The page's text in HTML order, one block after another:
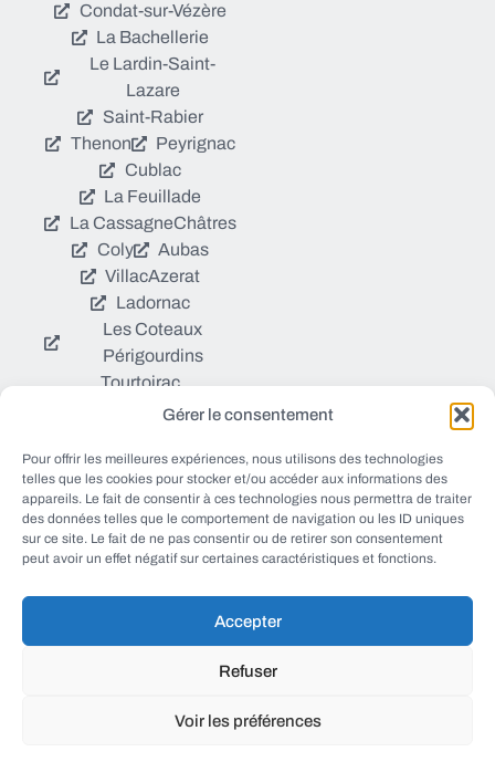
Gérer le consentement
Pour offrir les meilleures expériences, nous utilisons des technologies
telles que les cookies pour stocker et/ou accéder aux informations des
appareils. Le fait de consentir à ces technologies nous permettra de traiter
des données telles que le comportement de navigation ou les ID uniques
sur ce site. Le fait de ne pas consentir ou de retirer son consentement
peut avoir un effet négatif sur certaines caractéristiques et fonctions.
Accepter
Refuser
Voir les préférences
Condat-sur-Vézère
La Bachellerie
Le Lardin-Saint-
Lazare
Saint-Rabier
Thenon
Peyrignac
Cublac
La Feuillade
La CassagneChâtres
Coly
Aubas
VillacAzerat
Ladornac
Les Coteaux
Périgourdins
Tourtoirac
© EWANEWS tous droits
réservés
https://ewanews.com/fee
d/
Qui sommes nous ?
Sources et Blogs
Numéros utiles
conception FORMACREA